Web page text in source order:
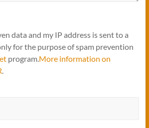
data and my IP address is sent to a
for the purpose of spam prevention
program. More information on